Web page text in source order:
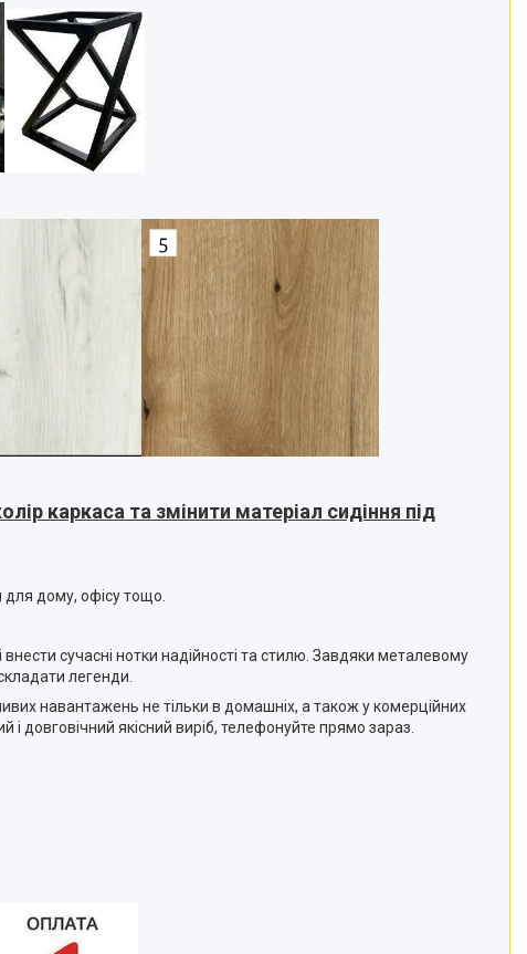
каркаса та змінити матеріал сидіння під
для дому, офісу тощо.
сучасні нотки надійності та стилю. Завдяки металевому
легенди.
навантажень не тільки в домашніх, а також у комерційних
довговічний якісний виріб, телефонуйте прямо зараз.